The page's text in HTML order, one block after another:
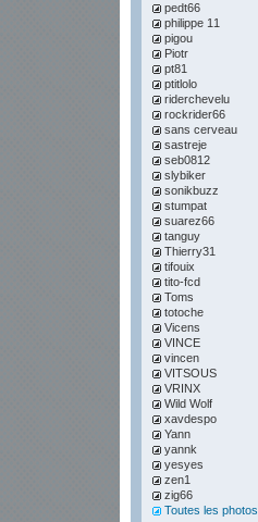
pedt66
philippe 11
pigou
Piotr
pt81
ptitlolo
riderchevelu
rockrider66
sans cerveau
sastreje
seb0812
slybiker
sonikbuzz
stumpat
suarez66
tanguy
Thierry31
tifouix
tito-fcd
Toms
totoche
Vicens
VINCE
vincen
VITSOUS
VRINX
Wild Wolf
xavdespo
Yann
yannk
yesyes
zen1
zig66
Toutes les photos